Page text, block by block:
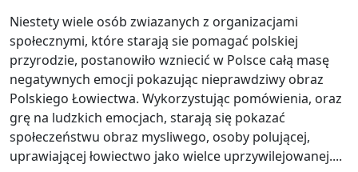
Niestety wiele osób zwiazanych z organizacjami
społecznymi, które starają sie pomagać polskiej
przyrodzie, postanowiło wzniecić w Polsce całą masę
negatywnych emocji pokazując nieprawdziwy obraz
Polskiego Łowiectwa. Wykorzystując pomówienia, oraz
grę na ludzkich emocjach, starają się pokazać
społeczeństwu obraz mysliwego, osoby polującej,
uprawiającej łowiectwo jako wielce uprzywilejowanej....